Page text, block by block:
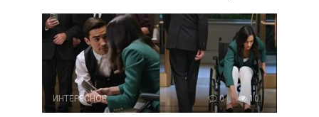
ИНТЕРЕСНОЕ 0 10